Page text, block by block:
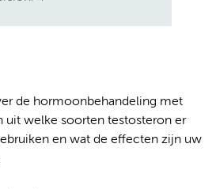
de hormoonbehandeling met
uit welke soorten testosteron er
en wat de effecten zijn uw